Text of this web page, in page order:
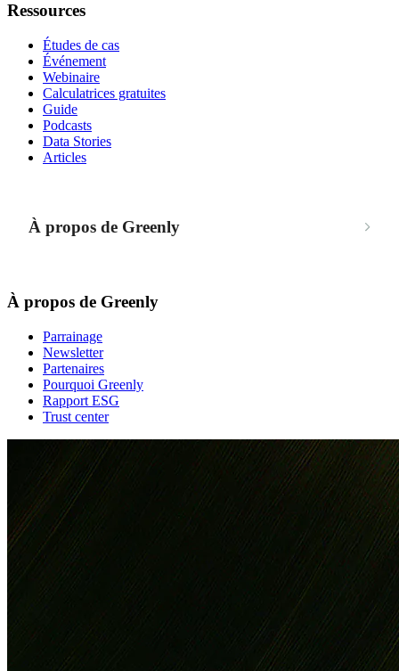
Ressources
Études de cas
Événement
Webinaire
Calculatrices gratuites
Guide
Podcasts
Data Stories
Articles
À propos de Greenly
À propos de Greenly
Parrainage
Newsletter
Partenaires
Pourquoi Greenly
Rapport ESG
Trust center